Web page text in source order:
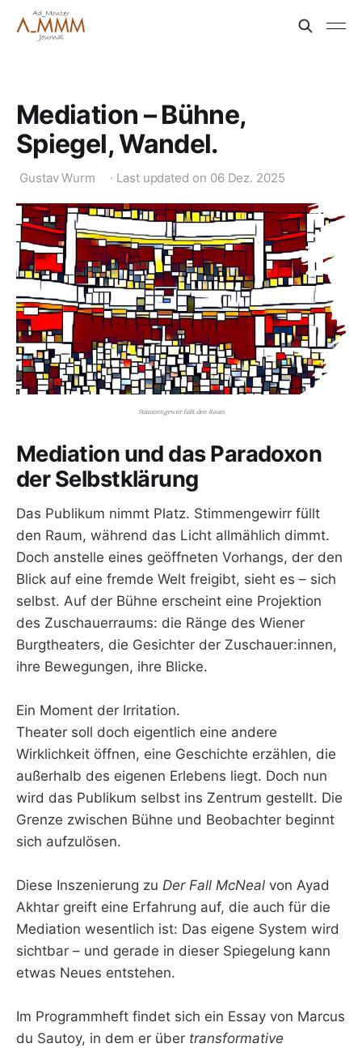
Mediation – Bühne,
Spiegel, Wandel.
Gustav Wurm · Last updated on 06 Dez. 2025
Stimmengewirr füllt den Raum
Mediation und das Paradoxon
der Selbstklärung
Das Publikum nimmt Platz. Stimmengewirr füllt
den Raum, während das Licht allmählich dimmt.
Doch anstelle eines geöffneten Vorhangs, der den
Blick auf eine fremde Welt freigibt, sieht es – sich
selbst. Auf der Bühne erscheint eine Projektion
des Zuschauerraums: die Ränge des Wiener
Burgtheaters, die Gesichter der Zuschauer:innen,
ihre Bewegungen, ihre Blicke.
Ein Moment der Irritation.
Theater soll doch eigentlich eine andere
Wirklichkeit öffnen, eine Geschichte erzählen, die
außerhalb des eigenen Erlebens liegt. Doch nun
wird das Publikum selbst ins Zentrum gestellt. Die
Grenze zwischen Bühne und Beobachter beginnt
sich aufzulösen.
Diese Inszenierung zu Der Fall McNeal von Ayad
Akhtar greift eine Erfahrung auf, die auch für die
Mediation wesentlich ist: Das eigene System wird
sichtbar – und gerade in dieser Spiegelung kann
etwas Neues entstehen.
Im Programmheft findet sich ein Essay von Marcus
du Sautoy, in dem er über transformative